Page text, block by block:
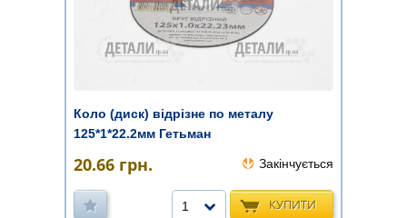
Коло (диск) відрізне по металу
125*1*22.2мм Гетьман
20.66 грн. Закінчується
КУПИТИ
1